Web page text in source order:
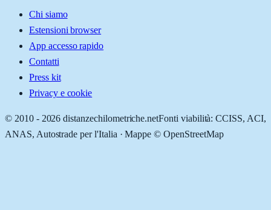
Chi siamo
Estensioni browser
App accesso rapido
Contatti
Press kit
Privacy e cookie
© 2010 - 2026 distanzechilometriche.netFonti viabilità: CCISS, ACI,
ANAS, Autostrade per l'Italia · Mappe © OpenStreetMap